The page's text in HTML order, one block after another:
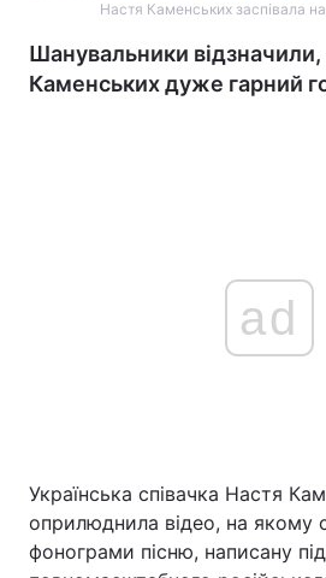
Настя Каменських заспівала
Шанувальники
Каменських дуже гарний
ad
Українська співачка Настя
оприлюднила відео, на якому
фонограми пісню, написану